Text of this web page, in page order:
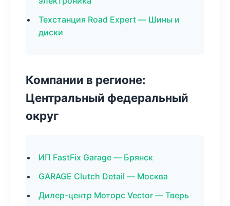
Техстанция Road Expert — Шины и
диски
Компании в регионе:
Центральный федеральный
округ
ИП FastFix Garage — Брянск
GARAGE Clutch Detail — Москва
Дилер-центр Моторс Vector — Тверь